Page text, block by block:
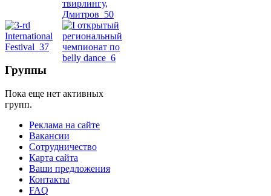
Группы
Пока еще нет активных
групп.
Реклама на сайте
Вакансии
Сотрудничество
Карта сайта
Ваши предложения
Контакты
FAQ